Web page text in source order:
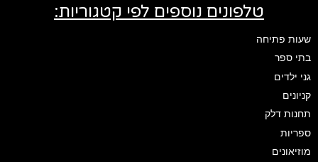
טלפונים נוספים לפי קטגוריות:
שעות פתיחה
בתי ספר
גני ילדים
קניונים
תחנות דלק
ספריות
מוזיאונים